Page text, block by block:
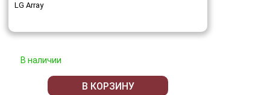
LG Array
В наличии
В КОРЗИНУ